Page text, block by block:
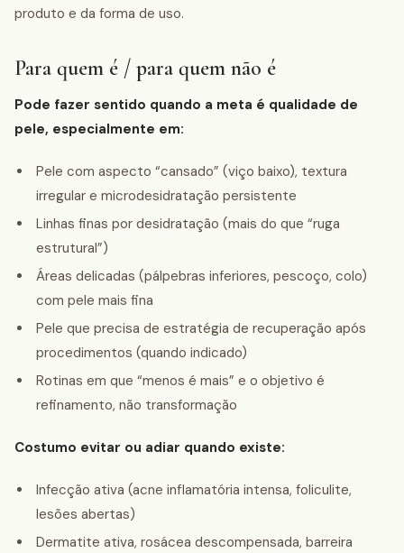
produto e da forma de uso.
Para quem é / para quem não é
Pode fazer sentido quando a meta é qualidade de
pele, especialmente em:
Pele com aspecto “cansado” (viço baixo), textura
irregular e microdesidratação persistente
Linhas finas por desidratação (mais do que “ruga
estrutural”)
Áreas delicadas (pálpebras inferiores, pescoço, colo)
com pele mais fina
Pele que precisa de estratégia de recuperação após
procedimentos (quando indicado)
Rotinas em que “menos é mais” e o objetivo é
refinamento, não transformação
Costumo evitar ou adiar quando existe:
Infecção ativa (acne inflamatória intensa, foliculite,
lesões abertas)
Dermatite ativa, rosácea descompensada, barreira